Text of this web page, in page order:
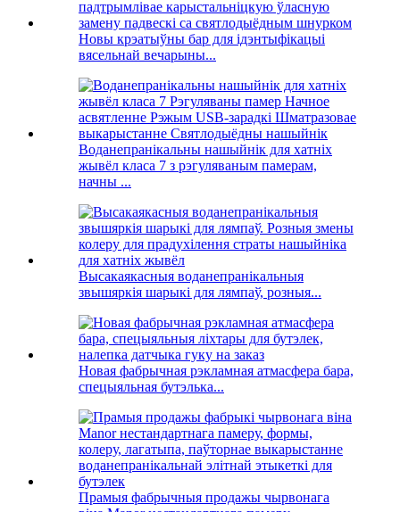
Новы крэатыўны бар для ідэнтыфікацыі
вясельнай вечарыны...
Воданепранікальны нашыйнік для хатніх
жывёл класа 7 з рэгуляваным памерам,
начны ...
Высакаякасныя воданепранікальныя
звышяркія шарыкі для лямпаў, розныя...
Новая фабрычная рэкламная атмасфера бара,
спецыяльная бутэлька...
Прамыя фабрычныя продажы чырвонага